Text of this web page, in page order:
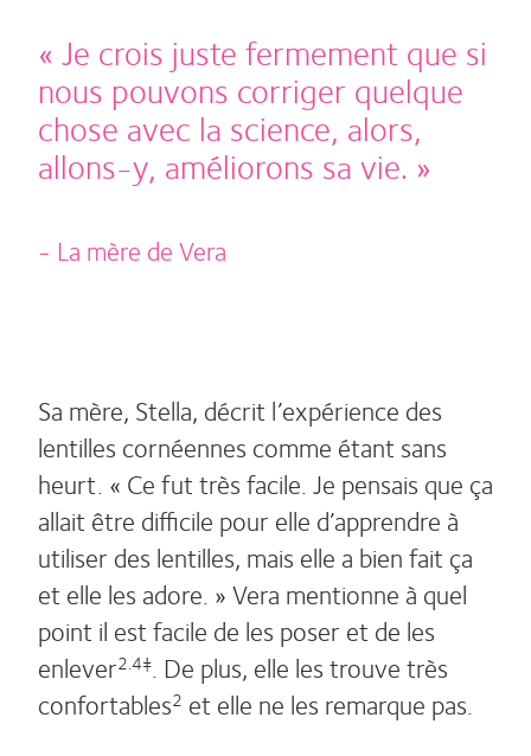
« Je crois juste fermement que si
nous pouvons corriger quelque
chose avec la science, alors,
allons-y, améliorons sa vie. »
- La mère de Vera
Sa mère, Stella, décrit l’expérience des
lentilles cornéennes comme étant sans
heurt. « Ce fut très facile. Je pensais que ça
allait être difficile pour elle d’apprendre à
utiliser des lentilles, mais elle a bien fait ça
et elle les adore. » Vera mentionne à quel
point il est facile de les poser et de les
enlever2.4‡. De plus, elle les trouve très
confortables2 et elle ne les remarque pas.